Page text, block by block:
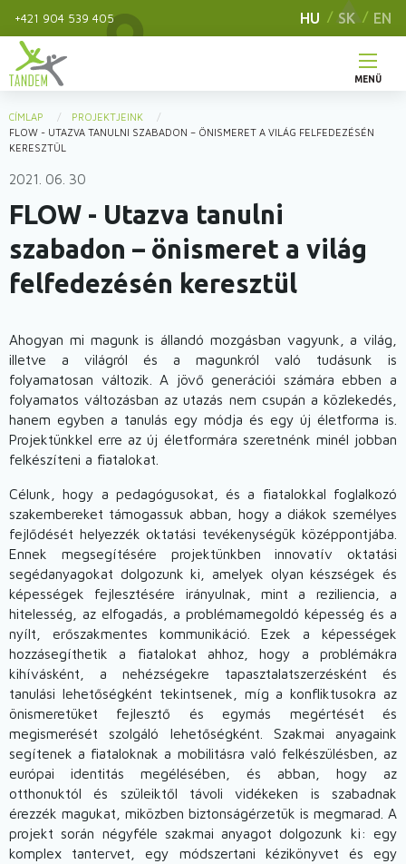
tartalomra
+421 904 539 405 HU SK EN
Main
navigation
MENÜ
You
here
CÍMLAP
PROJEKTJEINK
FLOW - UTAZVA TANULNI SZABADON – ÖNISMERET A VILÁG FELFEDEZÉSÉN
KERESZTÜL
2021. 06. 30
FLOW - Utazva tanulni
szabadon – önismeret a világ
felfedezésén keresztül
Ahogyan mi magunk is állandó mozgásban vagyunk, a világ,
illetve a világról és a magunkról való tudásunk is
folyamatosan változik. A jövő generációi számára ebben a
folyamatos változásban az utazás nem csupán a közlekedés,
hanem egyben a tanulás egy módja és egy új életforma is.
Projektünkkel erre az új életformára szeretnénk minél jobban
felkészíteni a fiatalokat.
Célunk, hogy a pedagógusokat, és a fiatalokkal foglalkozó
szakembereket támogassuk abban, hogy a diákok személyes
fejlődését helyezzék oktatási tevékenységük középpontjába.
Ennek megsegítésére projektünkben innovatív oktatási
segédanyagokat dolgozunk ki, amelyek olyan készségek és
képességek fejlesztésére irányulnak, mint a reziliencia, a
hitelesség, az elfogadás, a problémamegoldó képesség és a
nyílt, erőszakmentes kommunikáció. Ezek a képességek
hozzásegíthetik a fiatalokat ahhoz, hogy a problémákra
kihívásként, a nehézségekre tapasztalatszerzésként és
tanulási lehetőségként tekintsenek, míg a konfliktusokra az
önismeretüket fejlesztő és egymás megértését és
megismerését szolgáló lehetőségként. Szakmai anyagaink
segítenek a fiataloknak a mobilitásra való felkészülésben, az
európai identitás megélésében, és abban, hogy az
otthonuktól és szüleiktől távoli vidékeken is szabadnak
érezzék magukat, miközben biztonságérzetük is megmarad. A
projekt során négyféle szakmai anyagot dolgozunk ki: egy
komplex tantervet, egy módszertani kézikönyvet és egy